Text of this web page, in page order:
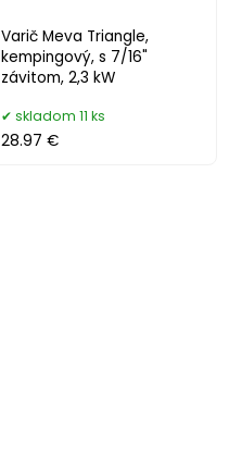
Varič Meva Triangle,
kempingový, s 7/16"
závitom, 2,3 kW
skladom 11 ks
28.97 €